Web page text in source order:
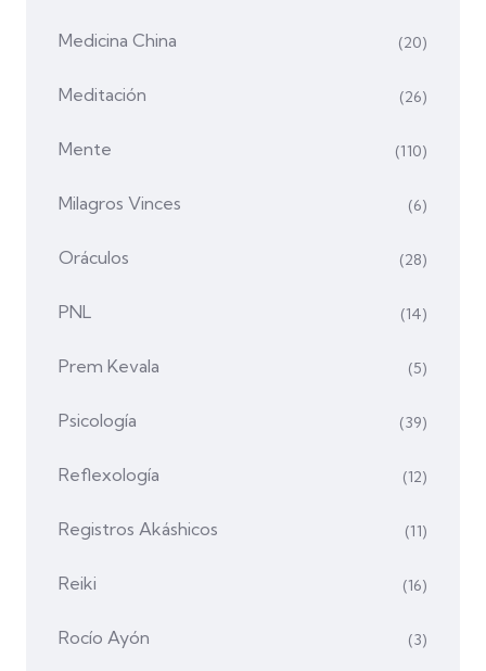
Medicina China (20)
Meditación (26)
Mente (110)
Milagros Vinces (6)
Oráculos (28)
PNL (14)
Prem Kevala (5)
Psicología (39)
Reflexología (12)
Registros Akáshicos (11)
Reiki (16)
Rocío Ayón (3)